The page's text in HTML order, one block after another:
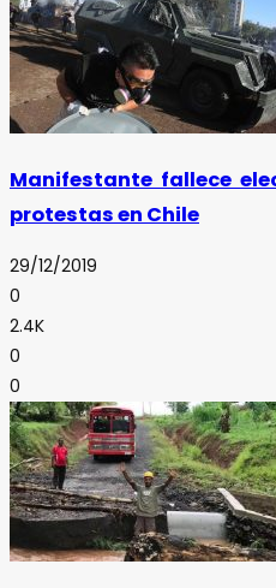
Manifestante fallece
protestas en Chile
29/12/2019
0
2.4K
0
0